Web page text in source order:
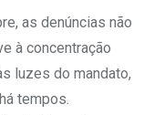
as denúncias não
à concentração
luzes do mandato,
tempos.